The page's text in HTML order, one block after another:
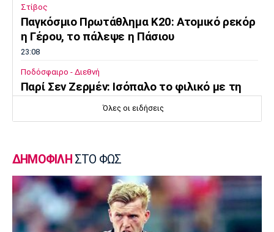
Στίβος
Παγκόσμιο Πρωτάθλημα Κ20: Ατομικό ρεκόρ
η Γέρου, το πάλεψε η Πάσιου
23:08
Ποδόσφαιρο - Διεθνή
Παρί Σεν Ζερμέν: Ισόπαλο το φιλικό με τη
Μάντσεστερ Γιουνάιτεντ
Σκωτία: «Δύο στα δύο» η Σεντ Μίρεν, πρώτη
νίκη για Νταντί
22:40
Επικαιρότητα
Τραγωδία στην Πάρο: Παιδί 4 ετών πνίγηκε
Όλες οι ειδήσεις
ΔΗΜΟΦΙΛΗ ΣΤΟ ΦΩΣ